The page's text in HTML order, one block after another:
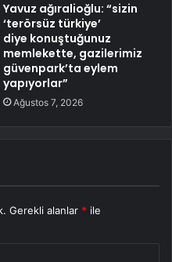
Yavuz ağıralioğlu: “sizin
‘terörsüz türkiye’
diye konuştuğunuz
memlekette, gazilerimiz
güvenpark’ta eylem
yapıyorlar”
Ağustos 7, 2026
Gerekli alanlar * ile